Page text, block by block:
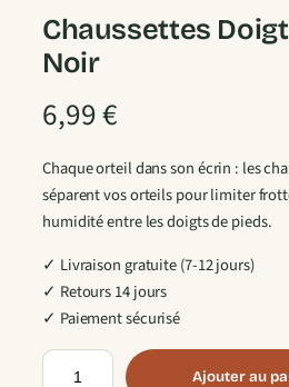
Chaussettes
Noir
6,99€
Chaque orteil dans son écrin : les
séparent vos orteils pour limiter
humidité entre les doigts de pieds.
✓ Livraison gratuite (7-12 jours)
✓ Retours 14 jours
✓ Paiement sécurisé
q
Ajouter au